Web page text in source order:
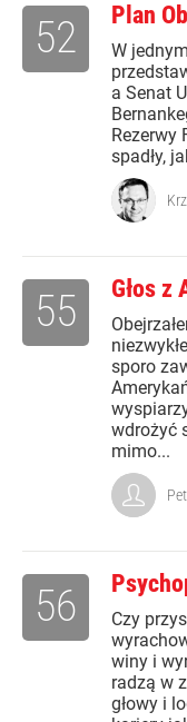
Plan
W
a Senat
Rezerwy
spadły,
52
Głos
sporo
wdrożyć
mimo...
55
Czy
winy i
radzą w
głowy i
56